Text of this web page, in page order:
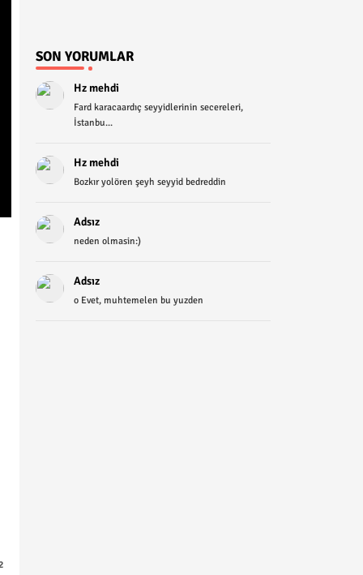
SON YORUMLAR
Hz mehdi
Fard karacaardıç seyyidlerinin secereleri,
İstanbu...
Hz mehdi
Bozkır yolören şeyh seyyid bedreddin
Adsız
neden olmasin:)
Adsız
o Evet, muhtemelen bu yuzden